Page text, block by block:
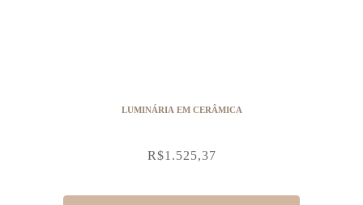
LUMINÁRIA EM CERÂMICA
R$1.525,37